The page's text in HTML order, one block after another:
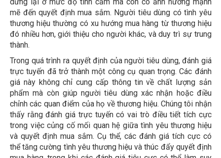
mẽ đến quyết định mua sắm. Người tiêu dùng có tình yêu
thương hiệu thường có xu hướng mua hàng từ thương hiệu
đó nhiều hơn, giới thiệu cho người khác, và duy trì sự trung
thành.
Trong quá trình ra quyết định của người tiêu dùng, đánh giá
trực tuyến đã trở thành một công cụ quan trọng. Các đánh
giá này không chỉ cung cấp thông tin về chất lượng sản
phẩm mà còn giúp người tiêu dùng xác nhận hoặc điều
chỉnh các quan điểm của họ về thương hiệu. Chúng tôi nhận
thấy rằng đánh giá trực tuyến có vai trò điều tiết tích cực
trong việc củng cố mối quan hệ giữa tình yêu thương hiệu
và quyết định mua sắm. Cụ thể, các đánh giá tích cực có
thể tăng cường tình yêu thương hiệu và thúc đẩy quyết định